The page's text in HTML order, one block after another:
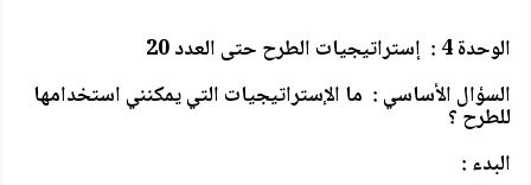
الوحدة 4 : إستراتيجيات الطرح حتى العدد 20
السؤال الأساسي : ما الإستراتيجيات التي يمكنني استخدامها
للطرح ؟
البدء :